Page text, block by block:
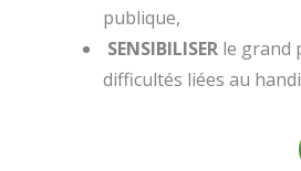
publique,
SENSIBILISER le grand
difficultés liées au